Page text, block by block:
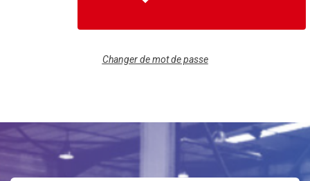
Changer de mot de passe